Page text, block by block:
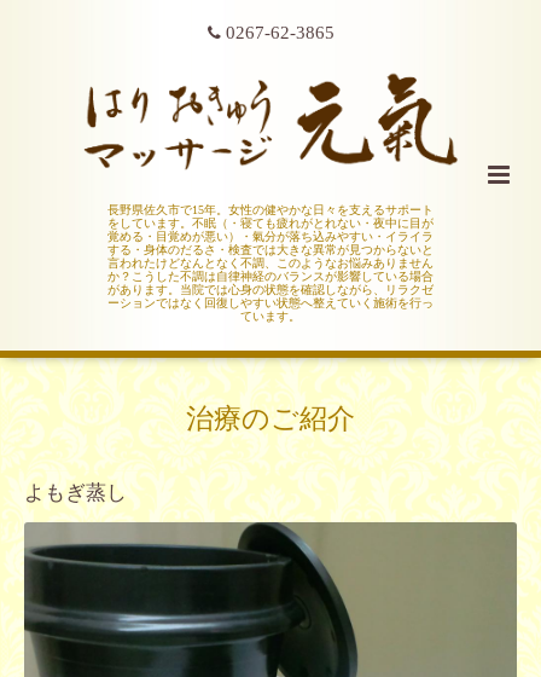
0267-62-3865
長野県佐久市で15年。女性の健やかな日々を支えるサポート
をしています。不眠（・寝ても疲れがとれない・夜中に目が
覚める・目覚めが悪い）・氣分が落ち込みやすい・イライラ
する・身体のだるさ・検査では大きな異常が見つからないと
言われたけどなんとなく不調、このようなお悩みありません
か？こうした不調は自律神経のバランスが影響している場合
があります。当院では心身の状態を確認しながら、リラクゼ
ーションではなく回復しやすい状態へ整えていく施術を行っ
ています。
治療のご紹介
よもぎ蒸し